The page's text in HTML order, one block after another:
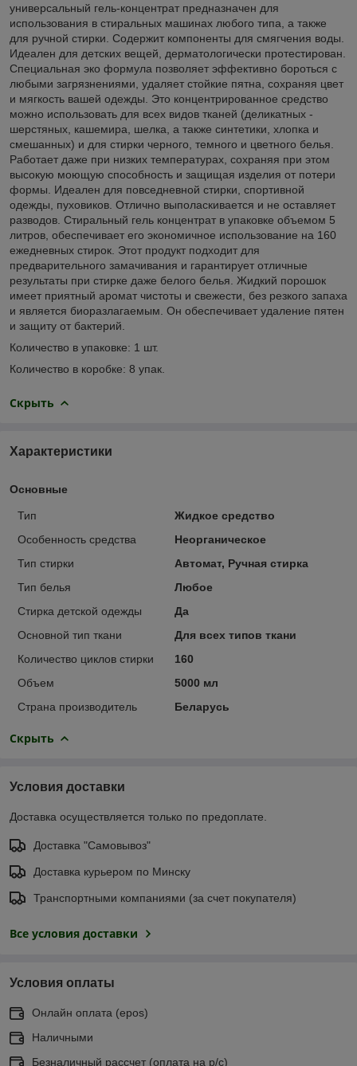
универсальный гель-концентрат предназначен для
использования в стиральных машинах любого типа, а также
для ручной стирки. Содержит компоненты для смягчения воды.
Идеален для детских вещей, дерматологически протестирован.
Специальная эко формула позволяет эффективно бороться с
любыми загрязнениями, удаляет стойкие пятна, сохраняя цвет
и мягкость вашей одежды. Это концентрированное средство
можно использовать для всех видов тканей (деликатных -
шерстяных, кашемира, шелка, а также синтетики, хлопка и
смешанных) и для стирки черного, темного и цветного белья.
Работает даже при низких температурах, сохраняя при этом
высокую моющую способность и защищая изделия от потери
формы. Идеален для повседневной стирки, спортивной
одежды, пуховиков. Отлично выполаскивается и не оставляет
разводов. Стиральный гель концентрат в упаковке объемом 5
литров, обеспечивает его экономичное использование на 160
ежедневных стирок. Этот продукт подходит для
предварительного замачивания и гарантирует отличные
результаты при стирке даже белого белья. Жидкий порошок
имеет приятный аромат чистоты и свежести, без резкого запаха
и является биоразлагаемым. Он обеспечивает удаление пятен
и защиту от бактерий.
Количество в упаковке: 1 шт.
Количество в коробке: 8 упак.
Скрыть
Характеристики
Основные
Тип
Жидкое средство
Особенность средства
Неорганическое
Тип стирки
Автомат, Ручная стирка
Тип белья
Любое
Стирка детской одежды
Да
Основной тип ткани
Для всех типов ткани
Количество циклов стирки
160
Объем
5000 мл
Страна производитель
Беларусь
Скрыть
Условия доставки
Доставка осуществляется только по предоплате.
Доставка "Самовывоз"
Доставка курьером по Минску
Транспортными компаниями (за счет покупателя)
Все условия доставки
Условия оплаты
Онлайн оплата (еpos)
Наличными
Безналичный рассчет (оплата на р/с)